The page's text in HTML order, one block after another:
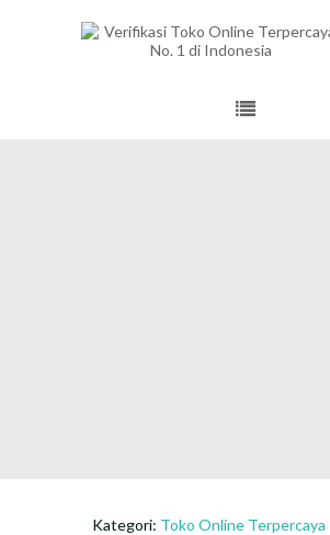
Kategori: Toko Online Terpercaya